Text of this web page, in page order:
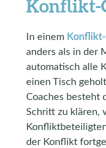
Konflikt-
In einem
anders als in der
automatisch alle
einen Tisch
Coaches besteht
Schritt zu klären,
der Konflikt